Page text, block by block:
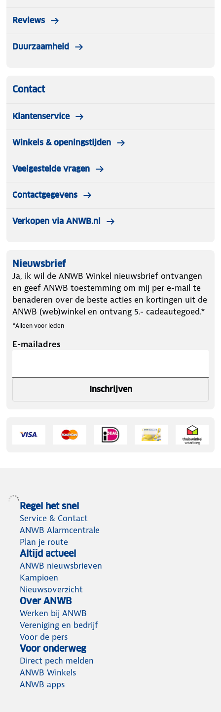
Reviews
Duurzaamheid
Contact
Klantenservice
Winkels & openingstijden
Veelgestelde vragen
Contactgegevens
Verkopen via ANWB.nl
Nieuwsbrief
Ja, ik wil de ANWB Winkel nieuwsbrief ontvangen
en geef ANWB toestemming om mij per e-mail te
benaderen over de beste acties en kortingen uit de
ANWB (web)winkel en ontvang 5.- cadeautegoed.*
*Alleen voor leden
E-mailadres
Inschrijven
Regel het snel
Service & Contact
ANWB Alarmcentrale
Plan je route
Altijd actueel
ANWB nieuwsbrieven
Kampioen
Nieuwsoverzicht
Over ANWB
Werken bij ANWB
Vereniging en bedrijf
Voor de pers
Voor onderweg
Direct pech melden
ANWB Winkels
ANWB apps